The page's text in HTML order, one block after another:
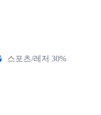
스포츠/레저 30%